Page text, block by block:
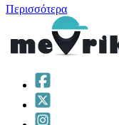
Περισσότερα